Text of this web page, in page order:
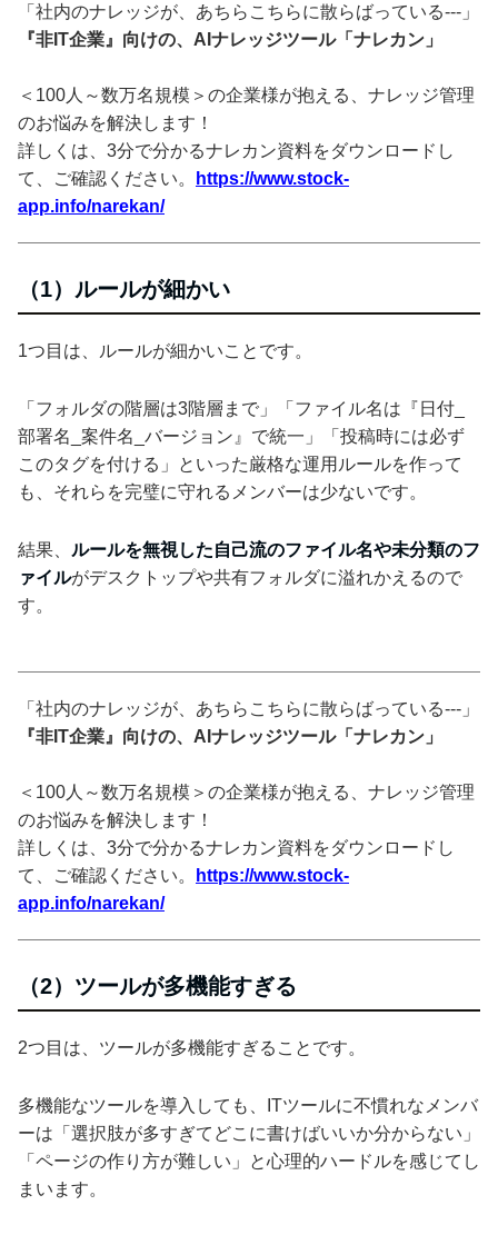
「社内のナレッジが、あちらこちらに散らばっている---」
『非IT企業』向けの、AIナレッジツール「ナレカン」
＜100人～数万名規模＞の企業様が抱える、ナレッジ管理
のお悩みを解決します！
詳しくは、3分で分かるナレカン資料をダウンロードし
て、ご確認ください。
https://www.stock-
app.info/narekan/
（1）ルールが細かい
1つ目は、ルールが細かいことです。
「フォルダの階層は3階層まで」「ファイル名は『日付_
部署名_案件名_バージョン』で統一」「投稿時には必ず
このタグを付ける」といった厳格な運用ルールを作って
も、それらを完璧に守れるメンバーは少ないです。
結果、 ルールを無視した自己流のファイル名や未分類のフ
ァイルがデスクトップや共有フォルダに溢れかえるので
す。
「社内のナレッジが、あちらこちらに散らばっている---」
『非IT企業』向けの、AIナレッジツール「ナレカン」
＜100人～数万名規模＞の企業様が抱える、ナレッジ管理
のお悩みを解決します！
詳しくは、3分で分かるナレカン資料をダウンロードし
て、ご確認ください。
https://www.stock-
app.info/narekan/
（2）ツールが多機能すぎる
2つ目は、ツールが多機能すぎることです。
多機能なツールを導入しても、ITツールに不慣れなメンバ
ーは「選択肢が多すぎてどこに書けばいいか分からない」
「ページの作り方が難しい」と心理的ハードルを感じてし
まいます。